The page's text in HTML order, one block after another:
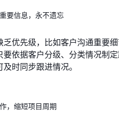
要信息，永不遗忘
优先级，比如客户沟通重要
要依据客户分级、分类情况制
时同步跟进情况。
，缩短项目周期